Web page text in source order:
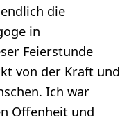
die
in
Feierstunde
von der Kraft und
Ich war
Offenheit und